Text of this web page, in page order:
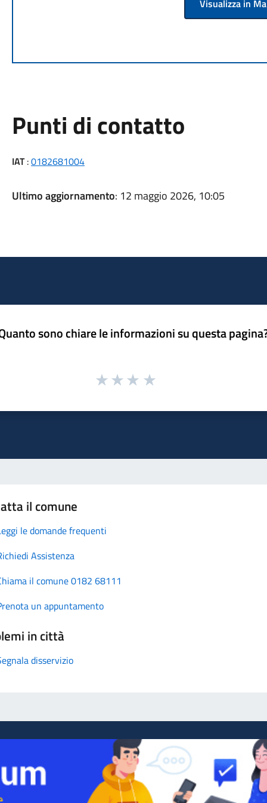
Visualizza in
Punti di contatto
IAT:0182681004
Ultimo aggiornamento: 12 maggio 2026, 10:05
sono chiare le informazioni su questa
il comune
le domande frequenti
Assistenza
il comune 0182 68111
un appuntamento
in città
disservizio